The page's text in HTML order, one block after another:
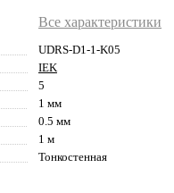
Все характеристики
UDRS-D1-1-K05
IEK
5
1 мм
0.5 мм
1 м
Тонкостенная